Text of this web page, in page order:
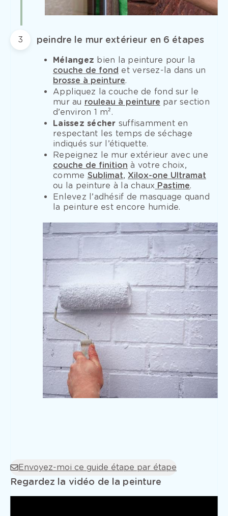
3 peindre le mur extérieur en 6 étapes
Mélangez bien la peinture pour la
couche de fond et versez-la dans un
brosse à peinture.
Appliquez la couche de fond sur le
mur au rouleau à peinture par section
d’environ 1 m².
Laissez sécher suffisamment en
respectant les temps de séchage
indiqués sur l’étiquette.
Repeignez le mur extérieur avec une
couche de finition à votre choix,
comme Sublimat, Xilox-one Ultramat
ou la peinture à la chaux Pastime.
Enlevez l’adhésif de masquage quand
la peinture est encore humide.
Envoyez-moi ce guide étape par étape
Regardez la vidéo de la peinture